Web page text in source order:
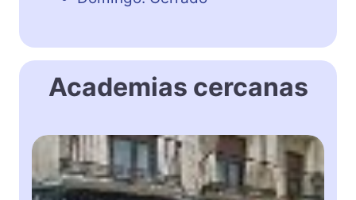
Academias cercanas
A
a